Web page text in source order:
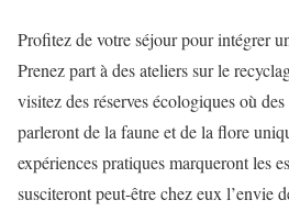
Profitez de votre séjour pour intégrer
Prenez part à des ateliers sur le
visitez des réserves écologiques où
parleront de la faune et de la flore
expériences pratiques marqueront les
susciteront peut-être chez eux l’envie